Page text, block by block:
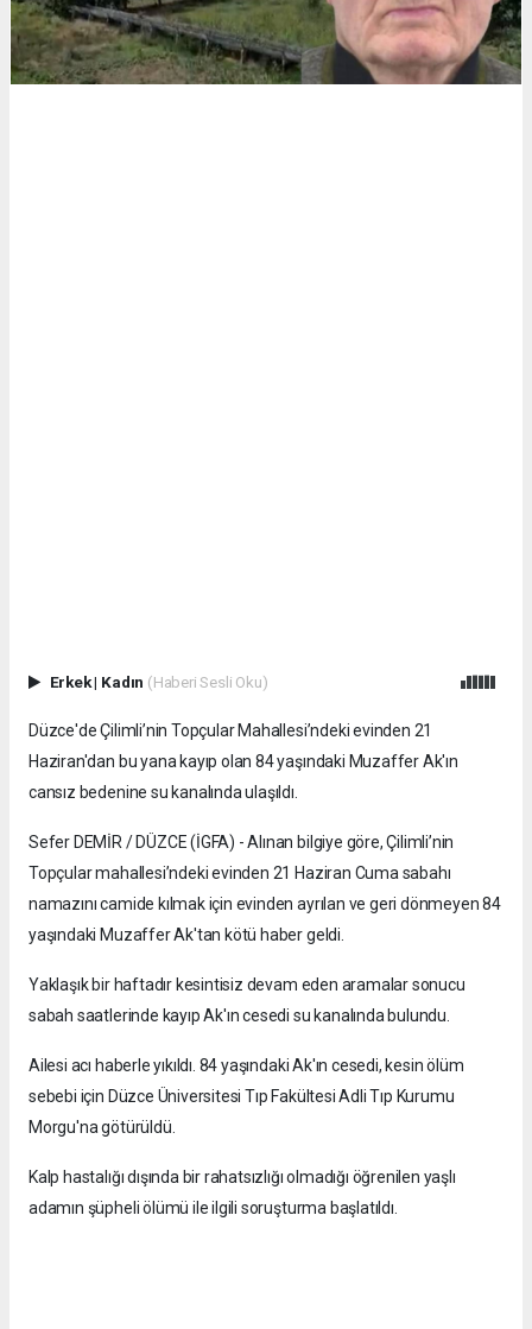
Erkek| Kadın (Haberi Sesli Oku)
Düzce'de Çilimli’nin Topçular Mahallesi’ndeki evinden 21
Haziran'dan bu yana kayıp olan 84 yaşındaki Muzaffer Ak'ın
cansız bedenine su kanalında ulaşıldı.
Sefer DEMİR / DÜZCE (İGFA) - Alınan bilgiye göre, Çilimli’nin
Topçular mahallesi’ndeki evinden 21 Haziran Cuma sabahı
namazını camide kılmak için evinden ayrılan ve geri dönmeyen 84
yaşındaki Muzaffer Ak'tan kötü haber geldi.
Yaklaşık bir haftadır kesintisiz devam eden aramalar sonucu
sabah saatlerinde kayıp Ak'ın cesedi su kanalında bulundu.
Ailesi acı haberle yıkıldı. 84 yaşındaki Ak'ın cesedi, kesin ölüm
sebebi için Düzce Üniversitesi Tıp Fakültesi Adli Tıp Kurumu
Morgu'na götürüldü.
Kalp hastalığı dışında bir rahatsızlığı olmadığı öğrenilen yaşlı
adamın şüpheli ölümü ile ilgili soruşturma başlatıldı.